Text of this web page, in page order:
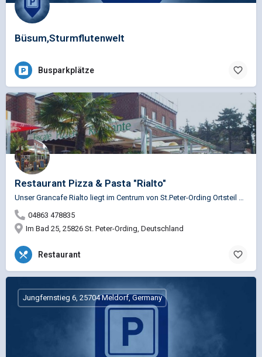
Büsum,Sturmflutenwelt
Busparkplätze
Restaurant Pizza & Pasta "Rialto"
04863 478835
Im Bad 25, 25826 St. Peter-Ording, Deutschland
Restaurant
Jungfernstieg 6, 25704 Meldorf, Germany